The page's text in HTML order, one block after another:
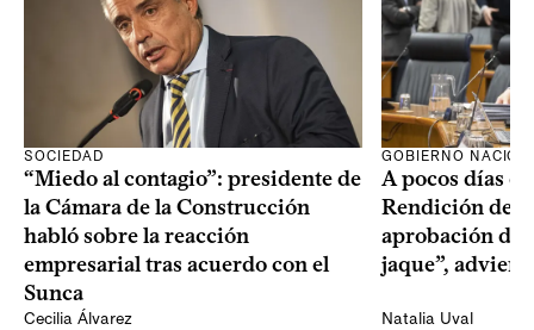
SOCIEDAD
“Miedo al contagio”: presidente de
la Cámara de la Construcción
habló sobre la reacción
empresarial tras acuerdo con el
Sunca
Cecilia Álvarez
GOBIERNO
A pocos días
Rendición de
aprobación del
jaque”,
Natalia Uval